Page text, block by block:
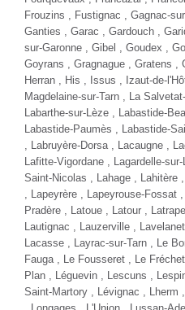
BESOIN D'AIDE POUR
CHOISIR UN VÉHICULE ?
Contactez-nous !
NOUVEAUTÉ